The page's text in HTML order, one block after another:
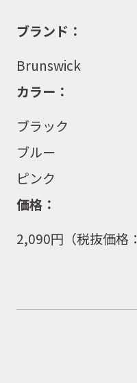
ブランド：
Brunswick
カラー：
ブラック
ブルー
ピンク
価格：
2,090円（税抜価格：